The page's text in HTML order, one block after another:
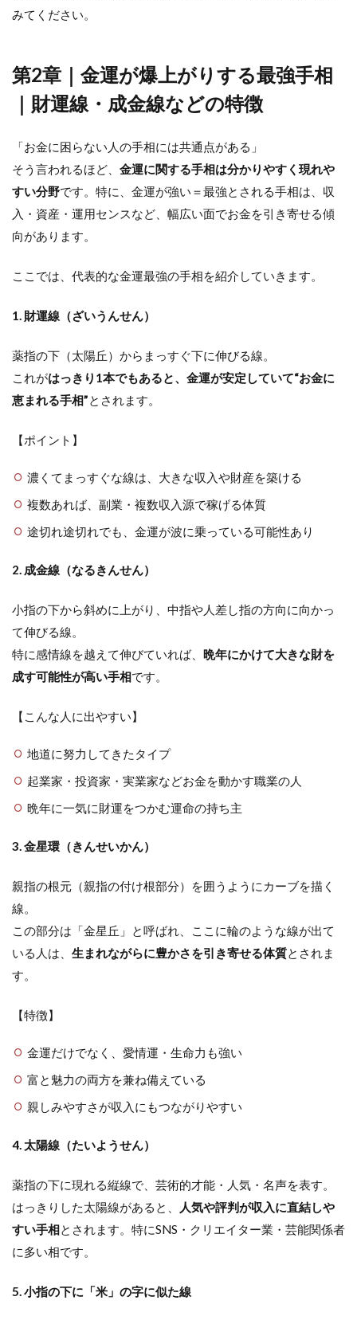
みてください。
第2章｜金運が爆上がりする最強手相
｜財運線・成金線などの特徴
「お金に困らない人の手相には共通点がある」
そう言われるほど、 金運に関する手相は分かりやすく現れや
すい分野です。特に、金運が強い＝最強とされる手相は、収
入・資産・運用センスなど、幅広い面でお金を引き寄せる傾
向があります。
ここでは、代表的な金運最強の手相を紹介していきます。
1. 財運線（ざいうんせん）
薬指の下（太陽丘）からまっすぐ下に伸びる線。
これがはっきり1本でもあると、金運が安定していて“お金に
恵まれる手相”とされます。
【ポイント】
濃くてまっすぐな線は、大きな収入や財産を築ける
複数あれば、副業・複数収入源で稼げる体質
途切れ途切れでも、金運が波に乗っている可能性あり
2. 成金線（なるきんせん）
小指の下から斜めに上がり、中指や人差し指の方向に向かっ
て伸びる線。
特に感情線を越えて伸びていれば、 晩年にかけて大きな財を
成す可能性が高い手相です。
【こんな人に出やすい】
地道に努力してきたタイプ
起業家・投資家・実業家などお金を動かす職業の人
晩年に一気に財運をつかむ運命の持ち主
3. 金星環（きんせいかん）
親指の根元（親指の付け根部分）を囲うようにカーブを描く
線。
この部分は「金星丘」と呼ばれ、ここに輪のような線が出て
いる人は、 生まれながらに豊かさを引き寄せる体質とされま
す。
【特徴】
金運だけでなく、愛情運・生命力も強い
富と魅力の両方を兼ね備えている
親しみやすさが収入にもつながりやすい
4. 太陽線（たいようせん）
薬指の下に現れる縦線で、芸術的才能・人気・名声を表す。
はっきりした太陽線があると、
人気や評判が収入に直結しや
すい手相とされます。特にSNS・クリエイター業・芸能関係者
に多い相です。
5. 小指の下に「米」の字に似た線